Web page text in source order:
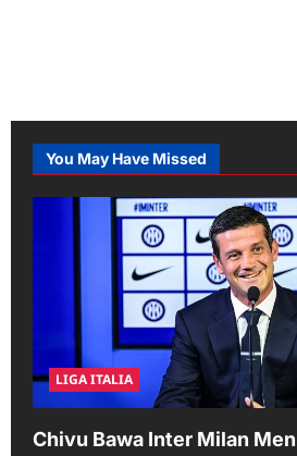
You May Have Missed
LIGA ITALIA
Chivu Bawa Inter Milan